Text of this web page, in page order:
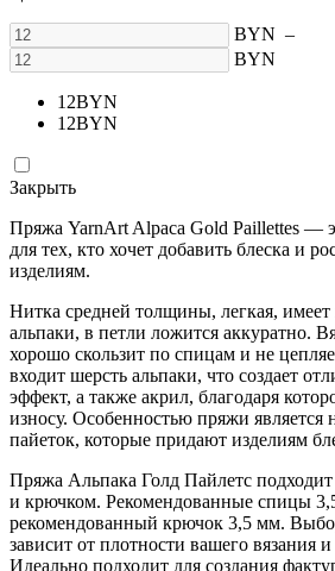
BYN –
BYN
12BYN
12BYN
Закрыть
Пряжа YarnArt Alpaca Gold Paillettes —
для тех, кто хочет добавить блеска и
изделиям.
Нитка средней толщины, легкая, имеет
альпаки, в петли ложится аккуратно.
хорошо скользит по спицам и не
входит шерсть альпаки, что создает
эффект, а также акрил, благодаря
износу. Особенностью пряжи является
пайеток, которые придают изделиям
Пряжа Альпака Голд Пайлетс
и крючком. Рекомендованные спицы
рекомендованный крючок 3,5 мм.
зависит от плотности вашего вязания
Идеально подходит для создания